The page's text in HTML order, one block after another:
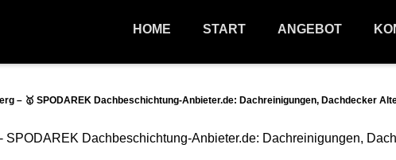
HOME START ANGEBOT
– 🥇 SPODAREK Dachbeschichtung-Anbieter.de: Dachreinigungen, Dachdecker